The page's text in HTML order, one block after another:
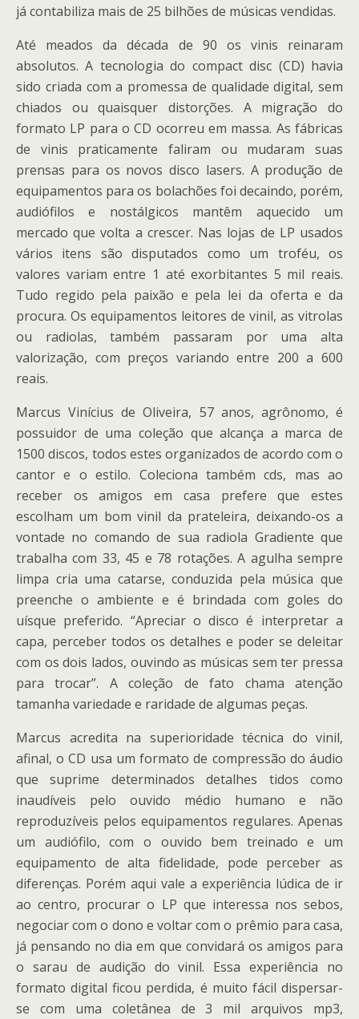
já contabiliza mais de 25 bilhões de músicas vendidas.
Até meados da década de 90 os vinis reinaram
absolutos. A tecnologia do compact disc (CD) havia
sido criada com a promessa de qualidade digital, sem
chiados ou quaisquer distorções. A migração do
formato LP para o CD ocorreu em massa. As fábricas
de vinis praticamente faliram ou mudaram suas
prensas para os novos disco lasers. A produção de
equipamentos para os bolachões foi decaindo, porém,
audiófilos e nostálgicos mantêm aquecido um
mercado que volta a crescer. Nas lojas de LP usados
vários itens são disputados como um troféu, os
valores variam entre 1 até exorbitantes 5 mil reais.
Tudo regido pela paixão e pela lei da oferta e da
procura. Os equipamentos leitores de vinil, as vitrolas
ou radiolas, também passaram por uma alta
valorização, com preços variando entre 200 a 600
reais.
Marcus Vinícius de Oliveira, 57 anos, agrônomo, é
possuidor de uma coleção que alcança a marca de
1500 discos, todos estes organizados de acordo com o
cantor e o estilo. Coleciona também cds, mas ao
receber os amigos em casa prefere que estes
escolham um bom vinil da prateleira, deixando-os a
vontade no comando de sua radiola Gradiente que
trabalha com 33, 45 e 78 rotações. A agulha sempre
limpa cria uma catarse, conduzida pela música que
preenche o ambiente e é brindada com goles do
uísque preferido. “Apreciar o disco é interpretar a
capa, perceber todos os detalhes e poder se deleitar
com os dois lados, ouvindo as músicas sem ter pressa
para trocar”. A coleção de fato chama atenção
tamanha variedade e raridade de algumas peças.
Marcus acredita na superioridade técnica do vinil,
afinal, o CD usa um formato de compressão do áudio
que suprime determinados detalhes tidos como
inaudíveis pelo ouvido médio humano e não
reproduzíveis pelos equipamentos regulares. Apenas
um audiófilo, com o ouvido bem treinado e um
equipamento de alta fidelidade, pode perceber as
diferenças. Porém aqui vale a experiência lúdica de ir
ao centro, procurar o LP que interessa nos sebos,
negociar com o dono e voltar com o prêmio para casa,
já pensando no dia em que convidará os amigos para
o sarau de audição do vinil. Essa experiência no
formato digital ficou perdida, é muito fácil dispersar-
se com uma coletânea de 3 mil arquivos mp3,